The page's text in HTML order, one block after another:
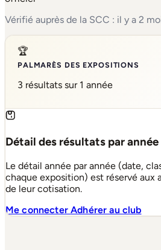
Vérifié auprès de la SCC : il y a 2
🏆
PALMARÈS DES EXPOSITIONS
3 résultats sur 1 année
Détail des résultats par année
Le détail année par année (date,
chaque exposition) est réservé aux
de leur cotisation.
Me connecterAdhérer au club